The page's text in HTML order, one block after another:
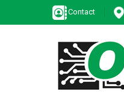
Contact